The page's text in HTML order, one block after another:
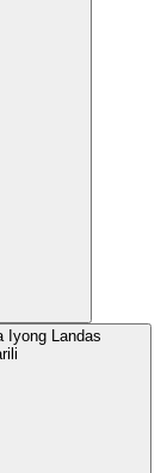
Iyong Landas